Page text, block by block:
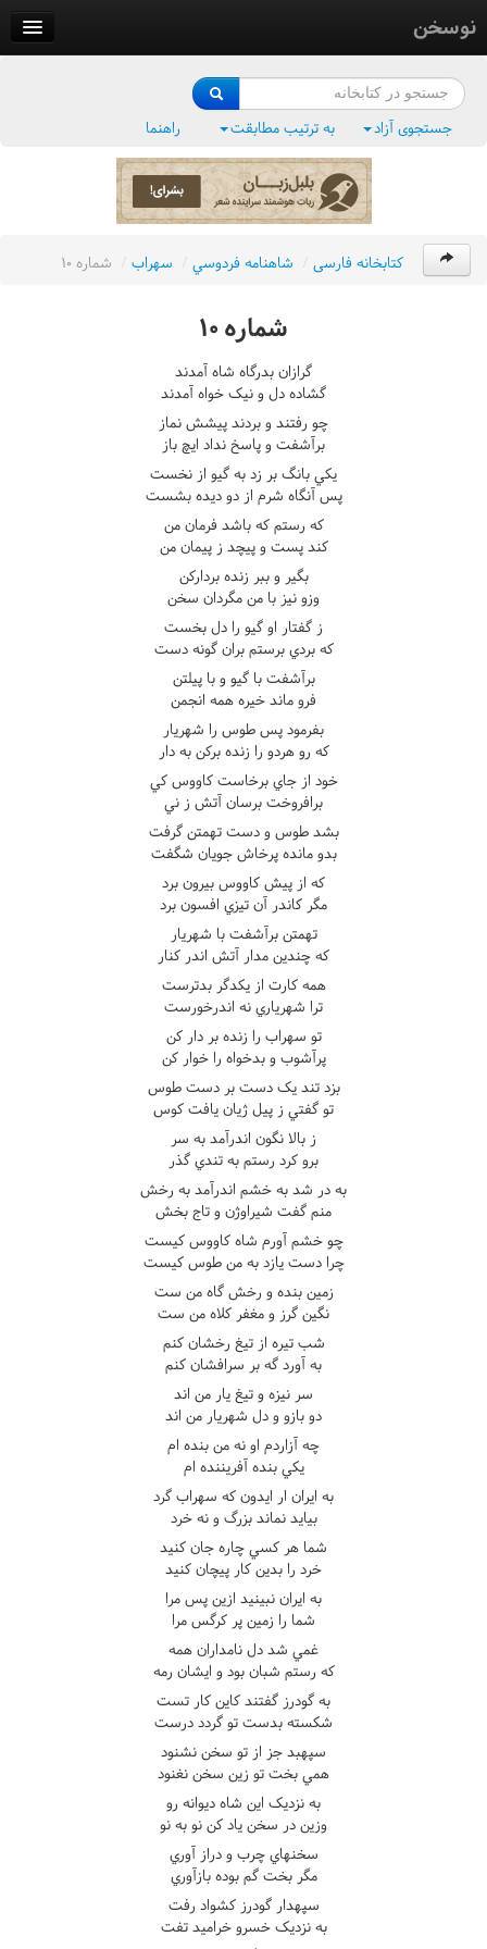
نوسخن
فرهنگ واژگان
جستجوی آزاد به ترتیب مطابقت راهنما
کتابخانه فارسی / شاهنامه فردوسي / سهراب / شماره ١٠
شماره ١٠
گرازان بدرگاه شاه آمدند
گشاده دل و نيک خواه آمدند
چو رفتند و بردند پيشش نماز
برآشفت و پاسخ نداد ايچ باز
يکي بانگ بر زد به گيو از نخست
پس آنگاه شرم از دو ديده بشست
که رستم که باشد فرمان من
کند پست و پيچد ز پيمان من
بگير و ببر زنده بردارکن
وزو نيز با من مگردان سخن
ز گفتار او گيو را دل بخست
که بردي برستم بران گونه دست
برآشفت با گيو و با پيلتن
فرو ماند خيره همه انجمن
بفرمود پس طوس را شهريار
که رو هردو را زنده برکن به دار
خود از جاي برخاست کاووس کي
برافروخت برسان آتش ز ني
بشد طوس و دست تهمتن گرفت
بدو مانده پرخاش جويان شگفت
که از پيش کاووس بيرون برد
مگر کاندر آن تيزي افسون برد
تهمتن برآشفت با شهريار
که چندين مدار آتش اندر کنار
همه کارت از يکدگر بدترست
ترا شهرياري نه اندرخورست
تو سهراب را زنده بر دار کن
پرآشوب و بدخواه را خوار کن
بزد تند يک دست بر دست طوس
تو گفتي ز پيل ژيان يافت کوس
ز بالا نگون اندرآمد به سر
برو کرد رستم به تندي گذر
به در شد به خشم اندرآمد به رخش
منم گفت شيراوژن و تاج بخش
چو خشم آورم شاه کاووس کيست
چرا دست يازد به من طوس کيست
زمين بنده و رخش گاه من ست
نگين گرز و مغفر کلاه من ست
شب تيره از تيغ رخشان کنم
به آورد گه بر سرافشان کنم
سر نيزه و تيغ يار من اند
دو بازو و دل شهريار من اند
چه آزاردم او نه من بنده ام
يکي بنده آفريننده ام
به ايران ار ايدون که سهراب گرد
بيايد نماند بزرگ و نه خرد
شما هر کسي چاره جان کنيد
خرد را بدين کار پيچان کنيد
به ايران نبينيد ازين پس مرا
شما را زمين پر کرگس مرا
غمي شد دل نامداران همه
که رستم شبان بود و ايشان رمه
به گودرز گفتند کاين کار تست
شکسته بدست تو گردد درست
سپهبد جز از تو سخن نشنود
همي بخت تو زين سخن نغنود
به نزديک اين شاه ديوانه رو
وزين در سخن ياد کن نو به نو
سخنهاي چرب و دراز آوري
مگر بخت گم بوده بازآوري
سپهدار گودرز کشواد رفت
به نزديک خسرو خراميد تفت